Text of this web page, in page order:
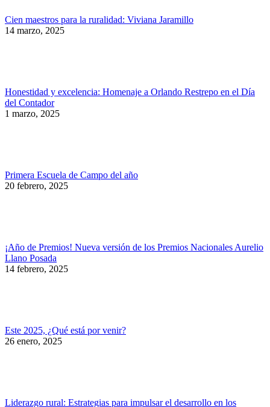
Cien maestros para la ruralidad: Viviana Jaramillo
14 marzo, 2025
Honestidad y excelencia: Homenaje a Orlando Restrepo en el Día
del Contador
1 marzo, 2025
Primera Escuela de Campo del año
20 febrero, 2025
¡Año de Premios! Nueva versión de los Premios Nacionales Aurelio
Llano Posada
14 febrero, 2025
Este 2025, ¿Qué está por venir?
26 enero, 2025
Liderazgo rural: Estrategias para impulsar el desarrollo en los